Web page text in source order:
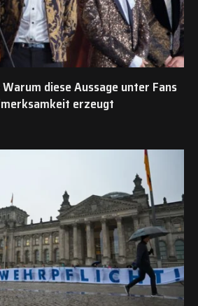
diese Aussage unter Fans
erzeugt